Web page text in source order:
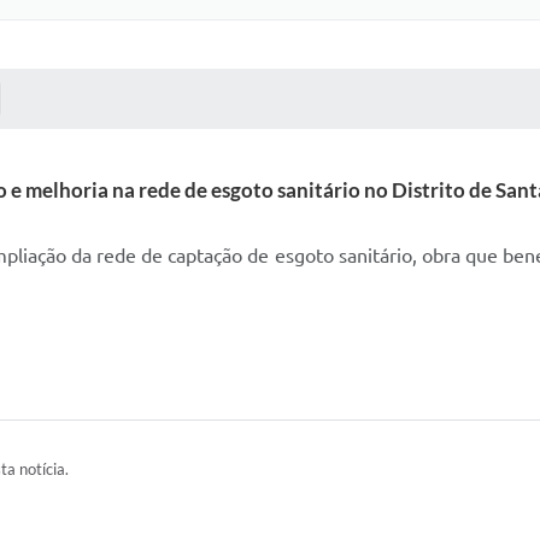
MÍDIAS
e melhoria na rede de esgoto sanitário no Distrito de
da rede de captação de esgoto sanitário, obra que
notícia.